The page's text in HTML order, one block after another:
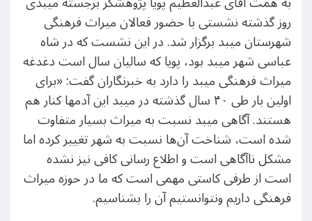
روز گذشته نشستی با حضور فعالان میراث فرهنگی
شهرستان میبد برگزار شد. در این نشست که در شاه
عباسی شهر میبد بود، پویا که سالیان سال است دغدغه
میراث فرهنگی میبد را دارد به خبرنگاران گفت: «برای
اولین بار طی ۴۰ سال گذشته در میبد این آدمها کنار هم
هستند. آگاهی میبد نسبت به میراث بسیار متفاوت
شده است، شناخت آن‌ها نسبت به شهر تغییر کرده اما
مشکل ناآگاهی است و اطلاع رسانی کافی نیز نشده
است از طرفی کاستی مهمی است که ما در حوزه میراث
فرهنگی داریم ونتوانستیم آن را بشناسیم.